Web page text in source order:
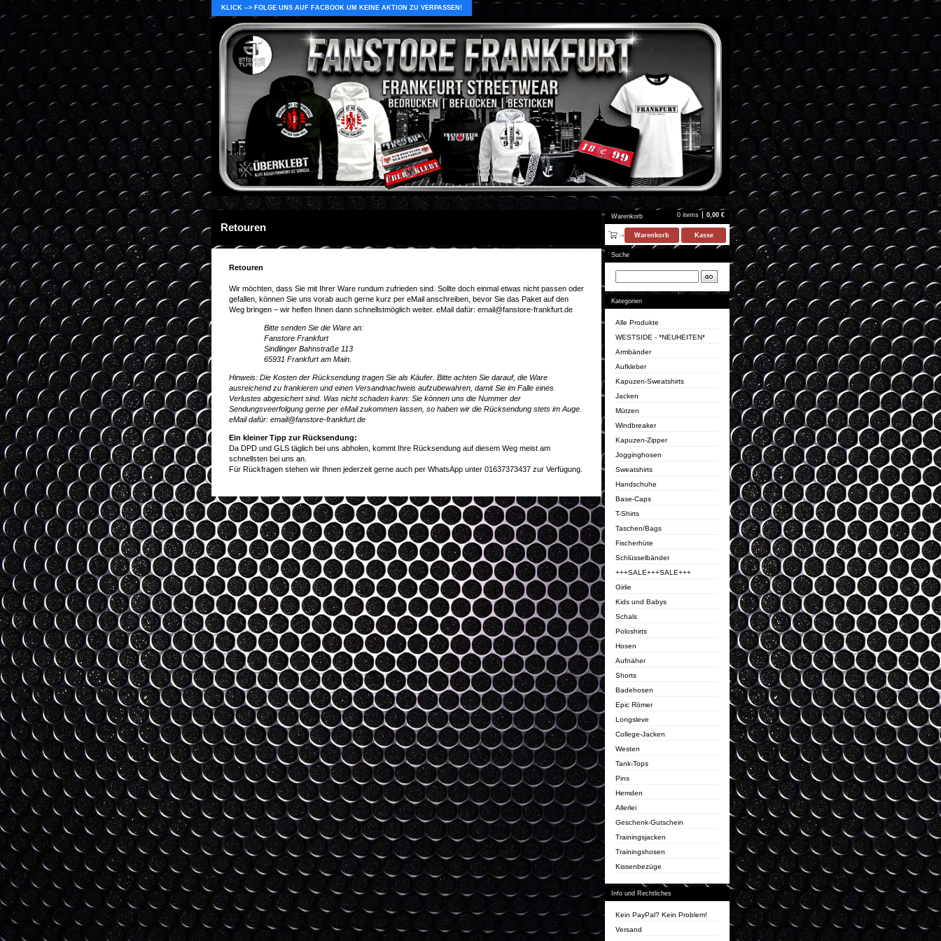
KLICK --> FOLGE UNS AUF FACBOOK UM KEINE AKTION ZU VERPASSEN!
Retouren
Retouren
Wir möchten, dass Sie mit Ihrer Ware rundum zufrieden sind. Sollte doch einmal etwas nicht passen oder
gefallen, können Sie uns vorab auch gerne kurz per eMail anschreiben, bevor Sie das Paket auf den
Weg bringen – wir helfen Ihnen dann schnellstmöglich weiter. eMail dafür: email@fanstore-frankfurt.de
Bitte senden Sie die Ware an:
Fanstore Frankfurt
Sindlinger Bahnstraße 113
65931 Frankfurt am Main.
Hinweis: Die Kosten der Rücksendung tragen Sie als Käufer. Bitte achten Sie darauf, die Ware
ausreichend zu frankieren und einen Versandnachweis aufzubewahren, damit Sie im Falle eines
Verlustes abgesichert sind. Was nicht schaden kann: Sie können uns die Nummer der
Sendungsveerfolgung gerne per eMail zukommen lassen, so haben wir die Rücksendung stets im Auge.
eMail dafür: email@fanstore-frankfurt.de
Ein kleiner Tipp zur Rücksendung:
Da DPD und GLS täglich bei uns abholen, kommt Ihre Rücksendung auf diesem Weg meist am
schnellsten bei uns an.
Für Rückfragen stehen wir Ihnen jederzeit gerne auch per WhatsApp unter 01637373437 zur Verfügung.
Warenkorb 0 items 0,00 €
Warenkorb Kasse
Suche
Kategorien
Alle Produkte
WESTSIDE - *NEUHEITEN*
Armbänder
Aufkleber
Kapuzen-Sweatshirts
Jacken
Mützen
Windbreaker
Kapuzen-Zipper
Jogginghosen
Sweatshirts
Handschuhe
Base-Caps
T-Shirts
Taschen/Bags
Fischerhüte
Schlüsselbänder
+++SALE+++SALE+++
Girlie
Kids und Babys
Schals
Poloshirts
Hosen
Aufnäher
Shorts
Badehosen
Epic Römer
Longsleve
College-Jacken
Westen
Tank-Tops
Pins
Hemden
Allerlei
Geschenk-Gutschein
Trainingsjacken
Trainingshosen
Kissenbezüge
Info und Rechtliches
Kein PayPal? Kein Problem!
Versand